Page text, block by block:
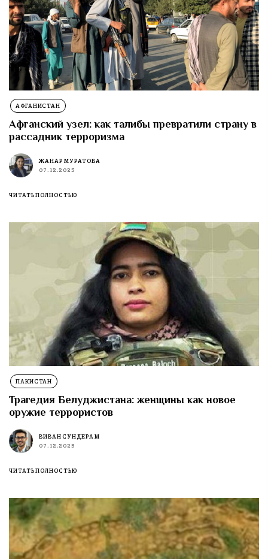
АФГАНИСТАН
Афганский узел: как талибы превратили страну в
рассадник терроризма
ЖАНАР МУРАТОВА
07.12.2025
ЧИТАТЬ ПОЛНОСТЬЮ
ПАКИСТАН
Трагедия Белуджистана: женщины как новое
оружие террористов
ВИВАН СУНДЕРАМ
07.12.2025
ЧИТАТЬ ПОЛНОСТЬЮ